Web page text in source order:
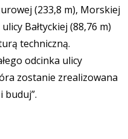
(233,8 m), Morskiej
Bałtyckiej (88,76 m)
techniczną.
odcinka ulicy
zostanie zrealizowana
buduj”.